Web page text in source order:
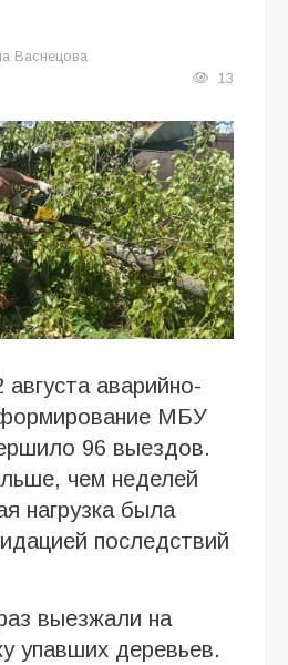
Васнецова
13
аварийно-
формирование МБУ
96 выездов.
чем неделей
нагрузка была
последствий
выезжали на
упавших деревьев.